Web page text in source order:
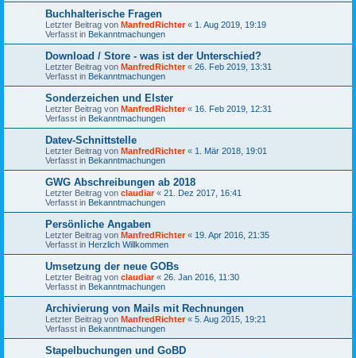
Buchhalterische Fragen
Letzter Beitrag von ManfredRichter« 1. Aug 2019, 19:19
Verfasst in Bekanntmachungen
Download / Store - was ist der Unterschied?
Letzter Beitrag von ManfredRichter« 26. Feb 2019, 13:31
Verfasst in Bekanntmachungen
Sonderzeichen und Elster
Letzter Beitrag von ManfredRichter« 16. Feb 2019, 12:31
Verfasst in Bekanntmachungen
Datev-Schnittstelle
Letzter Beitrag von ManfredRichter« 1. Mär 2018, 19:01
Verfasst in Bekanntmachungen
GWG Abschreibungen ab 2018
Letzter Beitrag von claudiar« 21. Dez 2017, 16:41
Verfasst in Bekanntmachungen
Persönliche Angaben
Letzter Beitrag von ManfredRichter« 19. Apr 2016, 21:35
Verfasst in Herzlich Willkommen
Umsetzung der neue GOBs
Letzter Beitrag von claudiar« 26. Jan 2016, 11:30
Verfasst in Bekanntmachungen
Archivierung von Mails mit Rechnungen
Letzter Beitrag von ManfredRichter« 5. Aug 2015, 19:21
Verfasst in Bekanntmachungen
Stapelbuchungen und GoBD